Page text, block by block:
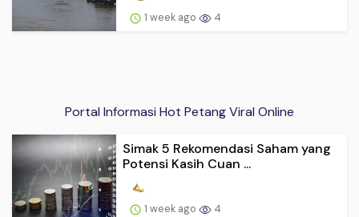
1 week ago 4
Portal Informasi Hot Petang Viral Online
Simak 5 Rekomendasi Saham yang
Potensi Kasih Cuan ...
1 week ago 4